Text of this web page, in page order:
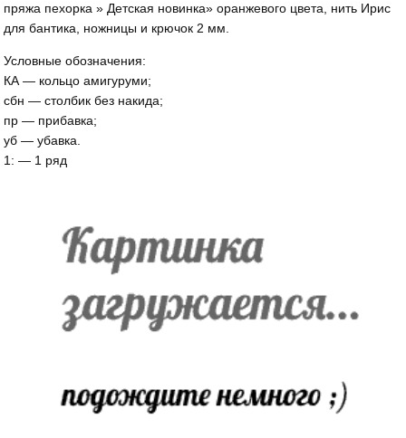
пряжа пехорка » Детская новинка» оранжевого цвета, нить Ирис
для бантика, ножницы и крючок 2 мм.
Условные обозначения:
КА — кольцо амигуруми;
сбн — столбик без накида;
пр — прибавка;
уб — убавка.
1: — 1 ряд